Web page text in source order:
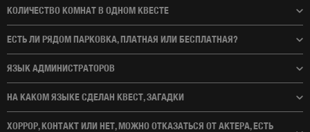
КОЛИЧЕСТВО КОМНАТ В ОДНОМ КВЕСТЕ
ЕСТЬ ЛИ РЯДОМ ПАРКОВКА, ПЛАТНАЯ ИЛИ БЕСПЛАТНАЯ?
ЯЗЫК АДМИНИСТРАТОРОВ
НА КАКОМ ЯЗЫКЕ СДЕЛАН КВЕСТ, ЗАГАДКИ
ХОРРОР, КОНТАКТ ИЛИ НЕТ, МОЖНО ОТКАЗАТЬСЯ ОТ АКТЕРА, ЕСТЬ